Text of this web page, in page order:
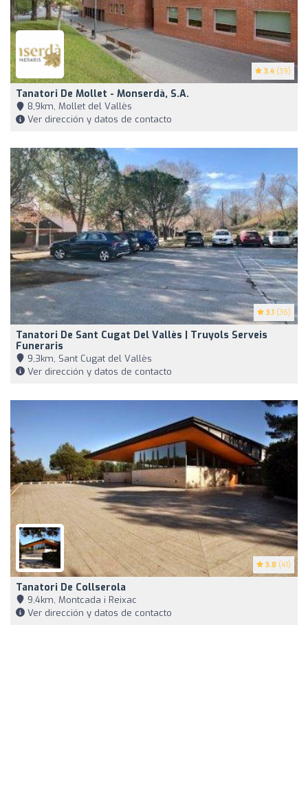
3.4 (39)
Tanatori De Mollet - Monserdà, S.A.
8,9km, Mollet del Vallès
Ver dirección y datos de contacto
3.1 (36)
Tanatori De Sant Cugat Del Vallès | Truyols Serveis
Funeraris
9,3km, Sant Cugat del Vallès
Ver dirección y datos de contacto
3.8 (41)
Tanatori De Collserola
9,4km, Montcada i Reixac
Ver dirección y datos de contacto